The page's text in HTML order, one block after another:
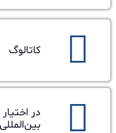
کاتالوگ
در
بین‌المللی